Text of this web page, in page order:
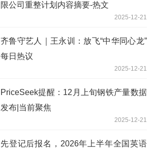
限公司重整计划内容摘要-热文
2025-12-21
齐鲁守艺人｜王永训：放飞“中华同心龙”
每日热议
2025-12-21
PriceSeek提醒：12月上旬钢铁产量数据
发布|当前聚焦
2025-12-21
先登记后报名，2026年上半年全国英语